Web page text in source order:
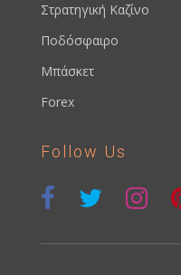
Στρατηγική Καζίνο
Ποδόσφαιρο
Μπάσκετ
Forex
Follow Us